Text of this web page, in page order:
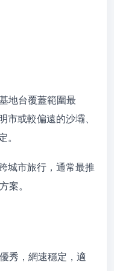
地台覆蓋範圍最
市或較偏遠的沙壩、
。
城市旅行，通常最推
案。
秀，網速穩定，適